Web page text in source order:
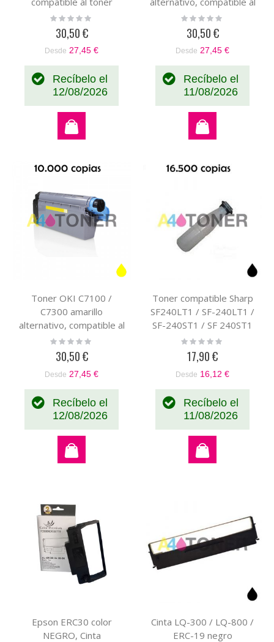
original OKI 41963007
Rating:
30,50 €
Desde 27,45 €
Recíbelo el
12/08/2026
toner original OKI
41963006
Rating:
30,50 €
Desde 27,45 €
Recíbelo el
11/08/2026
Toner OKI C7100 /
C7300 amarillo
alternativo, compatible al
toner original OKI
41963005
Rating:
30,50 €
Desde 27,45 €
Recíbelo el
12/08/2026
Toner compatible Sharp
SF240LT1 / SF-240LT1 /
SF-240ST1 / SF 240ST1
genérico
Rating:
17,90 €
Desde 16,12 €
Recíbelo el
11/08/2026
Epson ERC30 color
NEGRO, Cinta
Cinta LQ-300 / LQ-800 /
ERC-19 negro